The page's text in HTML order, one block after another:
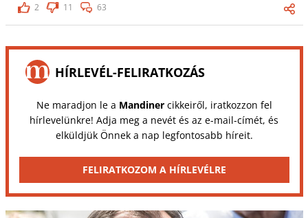
2
11 63
HÍRLEVÉL-FELIRATKOZÁS
Ne maradjon le a Mandinercikkeiről, iratkozzon fel
hírlevelünkre! Adja meg a nevét és az e-mail-címét, és
elküldjük Önnek a nap legfontosabb híreit.
FELIRATKOZOM A HÍRLEVÉLRE